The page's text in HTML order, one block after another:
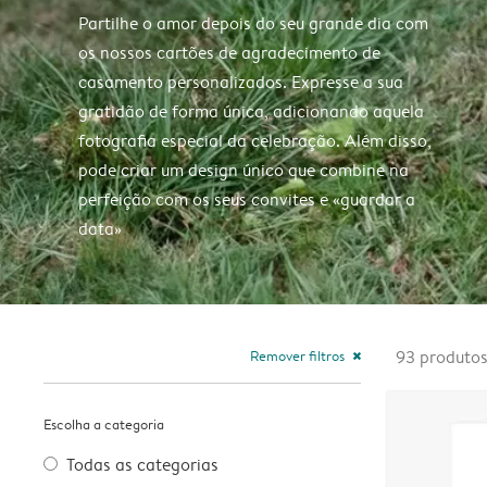
Partilhe o amor depois do seu grande dia com
os nossos cartões de agradecimento de
casamento personalizados. Expresse a sua
gratidão de forma única, adicionando aquela
fotografia especial da celebração. Além disso,
pode criar um design único que combine na
perfeição com os seus convites e «guardar a
data»
Remover filtros close
Escolha a categoria
Todas as categorias
93 produtos